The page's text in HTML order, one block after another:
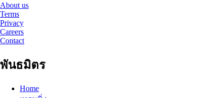
About us
Terms
Privacy
Careers
Contact
พันธมิตร
Home